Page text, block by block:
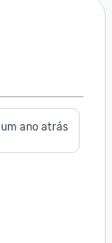
um ano atrás